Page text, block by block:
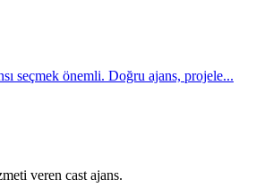
seçmek önemli. Doğru ajans, projele...
veren cast ajans.